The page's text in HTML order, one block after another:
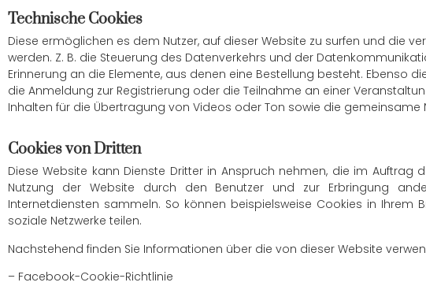
Technische Cookies
Diese ermöglichen es dem Nutzer, auf dieser Website zu surfen und die
werden. Z. B. die Steuerung des Datenverkehrs und der
Erinnerung an die Elemente, aus denen eine Bestellung besteht. Ebenso
die Anmeldung zur Registrierung oder die Teilnahme an einer
Inhalten für die Übertragung von Videos oder Ton sowie die gemeinsame
Cookies von Dritten
Diese Website kann Dienste Dritter in Anspruch nehmen, die im
Nutzung der Website durch den Benutzer und zur Erbringung
Internetdiensten sammeln. So können beispielsweise Cookies in Ihrem
soziale Netzwerke teilen.
Nachstehend finden Sie Informationen über die von dieser Website
– Facebook-Cookie-Richtlinie